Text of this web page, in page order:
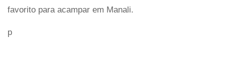
favorito para acampar em Manali.
p